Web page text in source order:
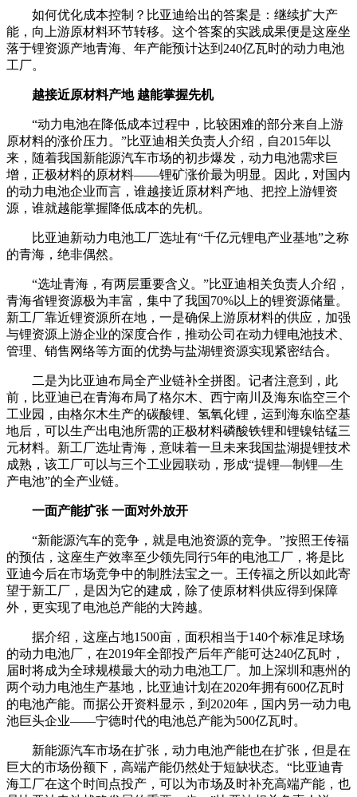
如何优化成本控制？比亚迪给出的答案是：继续扩大产
能，向上游原材料环节转移。这个答案的实践成果便是这座坐
落于锂资源产地青海、年产能预计达到240亿瓦时的动力电池
工厂。
越接近原材料产地 越能掌握先机
“动力电池在降低成本过程中，比较困难的部分来自上游
原材料的涨价压力。”比亚迪相关负责人介绍，自2015年以
来，随着我国新能源汽车市场的初步爆发，动力电池需求巨
增，正极材料的原材料——锂矿涨价最为明显。因此，对国内
的动力电池企业而言，谁越接近原材料产地、把控上游锂资
源，谁就越能掌握降低成本的先机。
比亚迪新动力电池工厂选址有“千亿元锂电产业基地”之称
的青海，绝非偶然。
“选址青海，有两层重要含义。”比亚迪相关负责人介绍，
青海省锂资源极为丰富，集中了我国70%以上的锂资源储量。
新工厂靠近锂资源所在地，一是确保上游原材料的供应，加强
与锂资源上游企业的深度合作，推动公司在动力锂电池技术、
管理、销售网络等方面的优势与盐湖锂资源实现紧密结合。
二是为比亚迪布局全产业链补全拼图。记者注意到，此
前，比亚迪已在青海布局了格尔木、西宁南川及海东临空三个
工业园，由格尔木生产的碳酸锂、氢氧化锂，运到海东临空基
地后，可以生产出电池所需的正极材料磷酸铁锂和锂镍钴锰三
元材料。新工厂选址青海，意味着一旦未来我国盐湖提锂技术
成熟，该工厂可以与三个工业园联动，形成“提锂—制锂—生
产电池”的全产业链。
一面产能扩张 一面对外放开
“新能源汽车的竞争，就是电池资源的竞争。”按照王传福
的预估，这座生产效率至少领先同行5年的电池工厂，将是比
亚迪今后在市场竞争中的制胜法宝之一。王传福之所以如此寄
望于新工厂，是因为它的建成，除了使原材料供应得到保障
外，更实现了电池总产能的大跨越。
据介绍，这座占地1500亩，面积相当于140个标准足球场
的动力电池厂，在2019年全部投产后年产能可达240亿瓦时，
届时将成为全球规模最大的动力电池工厂。加上深圳和惠州的
两个动力电池生产基地，比亚迪计划在2020年拥有600亿瓦时
的电池产能。而据公开资料显示，到2020年，国内另一动力电
池巨头企业——宁德时代的电池总产能为500亿瓦时。
新能源汽车市场在扩张，动力电池产能也在扩张，但是在
巨大的市场份额下，高端产能仍然处于短缺状态。“比亚迪青
海工厂在这个时间点投产，可以为市场及时补充高端产能，也